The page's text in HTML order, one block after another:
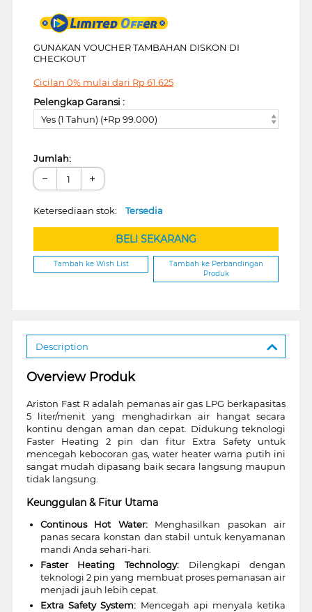
GUNAKAN VOUCHER TAMBAHAN DISKON DI
CHECKOUT
Cicilan 0% mulai dari Rp61.625
Pelengkap Garansi :
Yes (1 Tahun) (+Rp 99.000)
Jumlah:
− +
Ketersediaan stok: Tersedia
BELI SEKARANG
Tambah ke Wish List
Tambah ke Perbandingan
Produk
Description
Overview Produk
Ariston Fast R adalah pemanas air gas LPG berkapasitas
5 liter/menit yang menghadirkan air hangat secara
kontinu dengan aman dan cepat. Didukung teknologi
Faster Heating 2 pin dan fitur Extra Safety untuk
mencegah kebocoran gas, water heater warna putih ini
sangat mudah dipasang baik secara langsung maupun
tidak langsung.
Keunggulan & Fitur Utama
Continous Hot Water:Menghasilkan pasokan air
panas secara konstan dan stabil untuk kenyamanan
mandi Anda sehari-hari.
Faster Heating Technology: Dilengkapi dengan
teknologi 2 pin yang membuat proses pemanasan air
menjadi jauh lebih cepat.
Extra Safety System: Mencegah api menyala ketika